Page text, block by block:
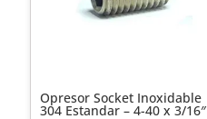
Opresor Socket Inoxidable
304 Estandar – 4-40 x 3/16″